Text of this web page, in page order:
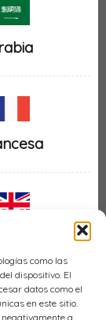
como las
dispositivo. El
datos como el
en este sitio.
a